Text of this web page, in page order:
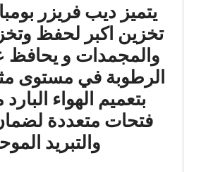
يتميز ديب فريزر
تخزين اكبر لحفظ
والمجمدات و يحافظ
الرطوبة في مستوى
بتعميم الهواء
فتحات متعددة
والتبريد